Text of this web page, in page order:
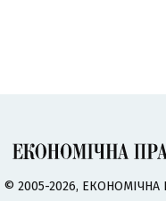
© 2005-2026, ЕКОНОМІЧНА